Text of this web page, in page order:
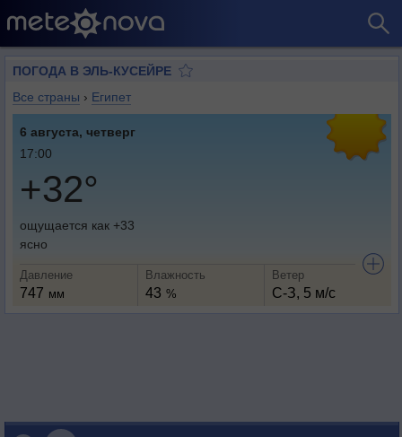
ПОГОДА В ЭЛЬ-КУСЕЙРЕ
Все страны › Египет
6 августа, четверг
17:00
+32°
ощущается как +33
ясно
Давление
747 мм
Влажность
43 %
Ветер
С-З, 5 м/с